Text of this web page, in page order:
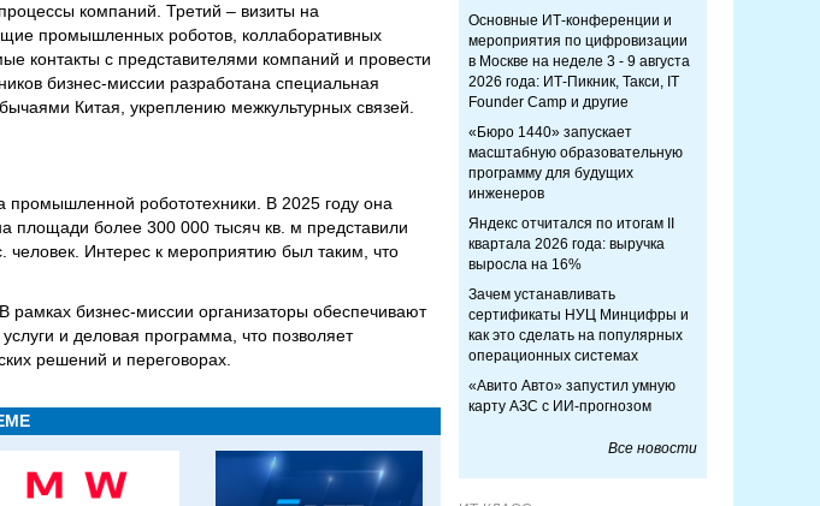
компаний. Третий – визиты на
промышленных роботов, коллаборативных
контакты с представителями компаний и провести
бизнес-миссии разработана специальная
Китая, укреплению межкультурных связей.
робототехники. В 2025 году она
площади более 300 000 тысяч кв. м представили
Интерес к мероприятию был таким, что
. В рамках бизнес-миссии организаторы обеспечивают
и деловая программа, что позволяет
решений и переговорах.
Основные ИТ-конференции и
мероприятия по цифровизации
в Москве на неделе 3 - 9 августа
2026 года: ИТ-Пикник, Такси, IT
Founder Camp и другие
«Бюро 1440» запускает
масштабную образовательную
программу для будущих
инженеров
Яндекс отчитался по итогам II
квартала 2026 года: выручка
выросла на 16%
Зачем устанавливать
сертификаты НУЦ Минцифры и
как это сделать на популярных
операционных системах
«Авито Авто» запустил умную
карту АЗС с ИИ-прогнозом
Все новости